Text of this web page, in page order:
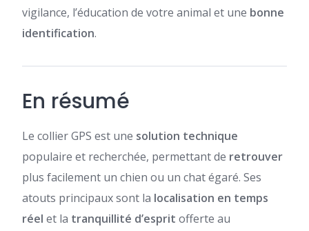
vigilance, l’éducation de votre animal et une bonne
identification.
En résumé
Le collier GPS est une solution technique
populaire et recherchée, permettant de retrouver
plus facilement un chien ou un chat égaré. Ses
atouts principaux sont la localisation en temps
réel et la tranquillité d’esprit offerte au